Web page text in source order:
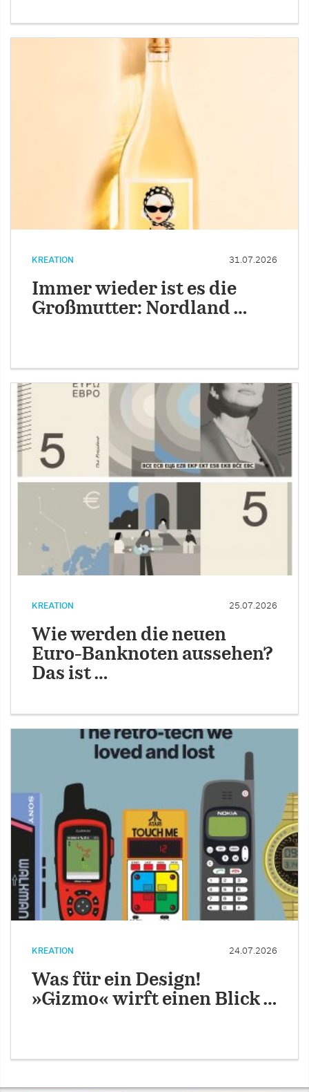
KREATION 31.07.2026
Immer wieder ist es die
Großmutter: Nordland …
KREATION 25.07.2026
Wie werden die neuen
Euro-Banknoten aussehen?
Das ist …
KREATION 24.07.2026
Was für ein Design!
»Gizmo« wirft einen Blick …